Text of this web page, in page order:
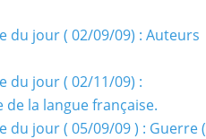
du jour ( 02/09/09) : Auteurs
du jour ( 02/11/09) :
de la langue française.
du jour ( 05/09/09 ) : Guerre (